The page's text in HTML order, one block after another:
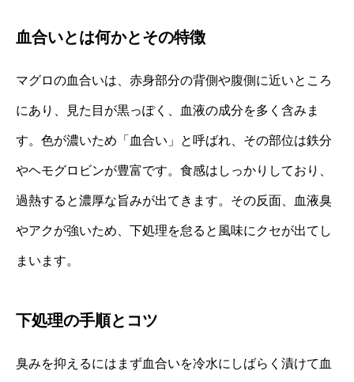
血合いとは何かとその特徴
マグロの血合いは、赤身部分の背側や腹側に近いところ
にあり、見た目が黒っぽく、血液の成分を多く含みま
す。色が濃いため「血合い」と呼ばれ、その部位は鉄分
やヘモグロビンが豊富です。食感はしっかりしており、
過熱すると濃厚な旨みが出てきます。その反面、血液臭
やアクが強いため、下処理を怠ると風味にクセが出てし
まいます。
下処理の手順とコツ
臭みを抑えるにはまず血合いを冷水にしばらく漬けて血